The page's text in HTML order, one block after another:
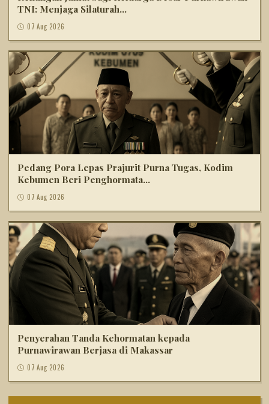
TNI: Menjaga Silaturah...
07 Aug 2026
Pedang Pora Lepas Prajurit Purna Tugas, Kodim
Kebumen Beri Penghormata...
07 Aug 2026
Penyerahan Tanda Kehormatan kepada
Purnawirawan Berjasa di Makassar
07 Aug 2026